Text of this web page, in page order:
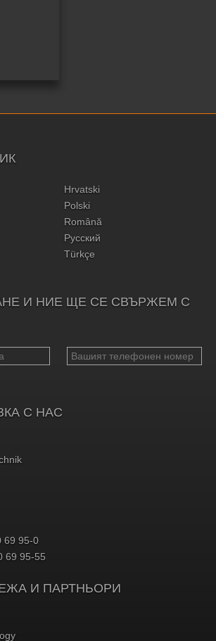
Hrvatski
Polski
Română
Русский
Türkçe
И НИЕ ЩЕ СЕ СВЪРЖЕМ С
С НАС
69 95-0
69 95-55
И ПАРТНЬОРИ